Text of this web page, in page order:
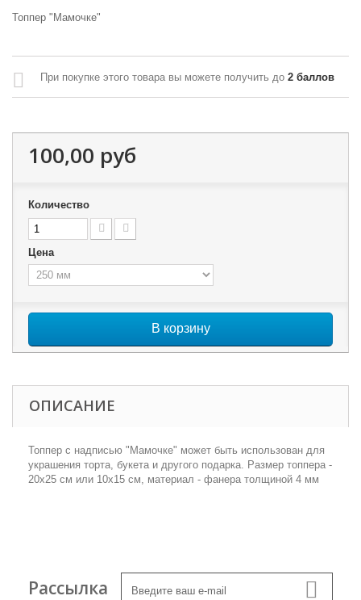
Топпер "Мамочке"
При покупке этого товара вы можете получить до 2 баллов
100,00 руб
Количество
Цена
В корзину
ОПИСАНИЕ
Топпер с надписью "Мамочке" может быть использован для
украшения торта, букета и другого подарка. Размер топпера -
20х25 см или 10х15 см, материал - фанера толщиной 4 мм
Рассылка